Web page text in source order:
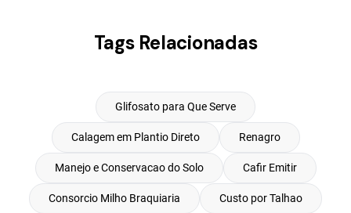
Tags Relacionadas
Glifosato para Que Serve
Calagem em Plantio Direto Renagro
Manejo e Conservacao do Solo Cafir Emitir
Consorcio Milho Braquiaria Custo por Talhao